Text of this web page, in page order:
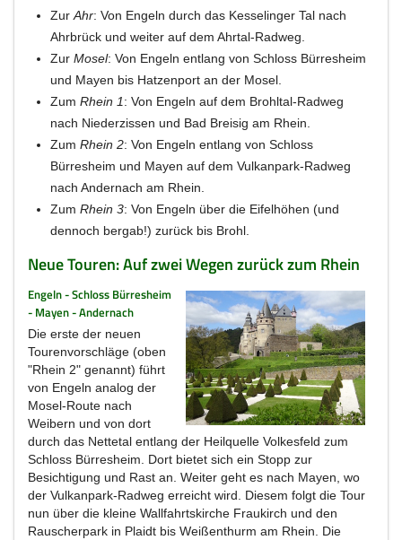
Zur Ahr: Von Engeln durch das Kesselinger Tal nach
Ahrbrück und weiter auf dem Ahrtal-Radweg.
Zur Mosel: Von Engeln entlang von Schloss Bürresheim
und Mayen bis Hatzenport an der Mosel.
Zum Rhein 1: Von Engeln auf dem Brohltal-Radweg
nach Niederzissen und Bad Breisig am Rhein.
Zum Rhein 2: Von Engeln entlang von Schloss
Bürresheim und Mayen auf dem Vulkanpark-Radweg
nach Andernach am Rhein.
Zum Rhein 3: Von Engeln über die Eifelhöhen (und
dennoch bergab!) zurück bis Brohl.
Neue Touren: Auf zwei Wegen zurück zum Rhein
Engeln - Schloss Bürresheim
- Mayen - Andernach
Die erste der neuen
Tourenvorschläge (oben
"Rhein 2" genannt) führt
von Engeln analog der
Mosel-Route nach
Weibern und von dort
durch das Nettetal entlang der Heilquelle Volkesfeld zum
Schloss Bürresheim. Dort bietet sich ein Stopp zur
Besichtigung und Rast an. Weiter geht es nach Mayen, wo
der Vulkanpark-Radweg erreicht wird. Diesem folgt die Tour
nun über die kleine Wallfahrtskirche Fraukirch und den
Rauscherpark in Plaidt bis Weißenthurm am Rhein. Die